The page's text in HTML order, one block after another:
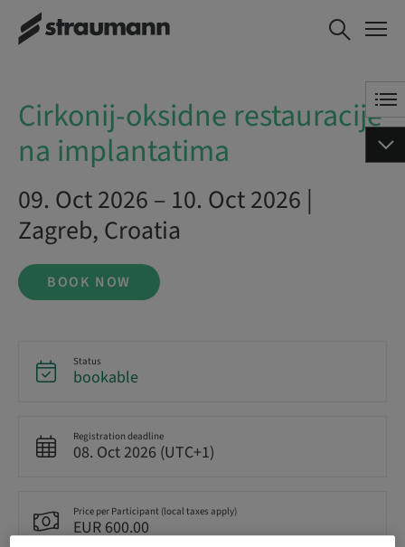
Cirkonij-oksidne restauracije na
implantatima
BOOK NOW
Cirkonij-oksidne restauracije
na implantatima
09. Oct 2026 – 10. Oct 2026 |
Zagreb, Croatia
BOOK NOW
Status
bookable
Registration deadline
08. Oct 2026 (UTC+1)
Price per Participant (local taxes apply)
EUR 600.00